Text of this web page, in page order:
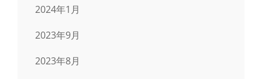
2024年1月
2023年9月
2023年8月